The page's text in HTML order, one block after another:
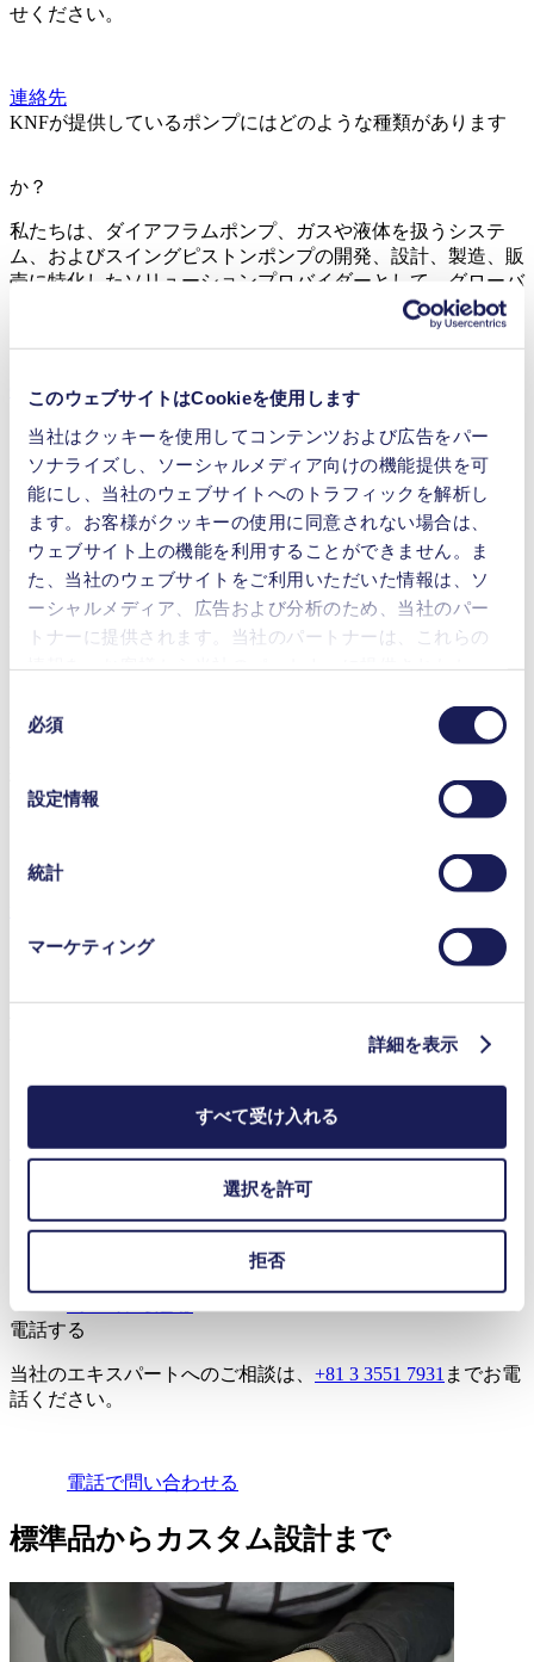
このウェブサイトはCookieを使用します
当社はクッキーを使用してコンテンツおよび広告をパー
ソナライズし、ソーシャルメディア向けの機能提供を可
能にし、当社のウェブサイトへのトラフィックを解析し
ます。お客様がクッキーの使用に同意されない場合は、
ウェブサイト上の機能を利用することができません。ま
た、当社のウェブサイトをご利用いただいた情報は、ソ
ーシャルメディア、広告および分析のため、当社のパー
トナーに提供されます。当社のパートナーは、これらの
データと組み合わせる場合があります。お客様の同意登
録は、ウェブサイトの末尾に記載されている「Cookies」
をクリックし、チェックマークを外していただけば、い
つでも取り消すことができます。
保存期間の詳細については、当社の[プライバシーポリシ
必須
設定情報
統計
マーケティング
詳細を表示
すべて受け入れる
選択を許可
拒否
せください。
連絡先
KNFが提供しているポンプにはどのような種類があります
か？
私たちは、ダイアフラムポンプ、ガスや液体を扱うシステ
ム、およびスイングピストンポンプの開発、設計、製造、販
売に特化したソリューションプロバイダーとして、グローバ
OEM ポンプ ラボ用ポンプ
ポンプを探す際に必要な条件は何ですか？
KNFは多種多様なアプリケーションの経験が豊富です。最
適な製品をご提案するために、御社のシステムについてなる
べく詳しく、そしてポンプをどのような用途で使用するかを
お知らせください。ポンプを選ぶ際には、流量と圧力条件、
モーターの種類、電圧、そしてポンプメディアなどすべてを
考慮しなくてはなりません。
注文の際には、セールスエンジニアにご連絡いただき、お見
積もりをご依頼ください。既にお見積りを頂いているのであ
れば、カスタマーサービス代表/セールスサポートに発注の
す。詳しくは、担当セールスエンジニアにお問い合わせくだ
連絡先
当社のエキスパートに問い合わせますか？
電話する
当社のエキスパートへのご相談は、 +81 3 3551 7931 までお電
話ください。
電話で問い合わせる
標準品からカスタム設計まで